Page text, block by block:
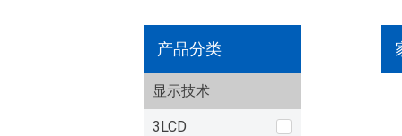
产品分类
显示技术
3LCD